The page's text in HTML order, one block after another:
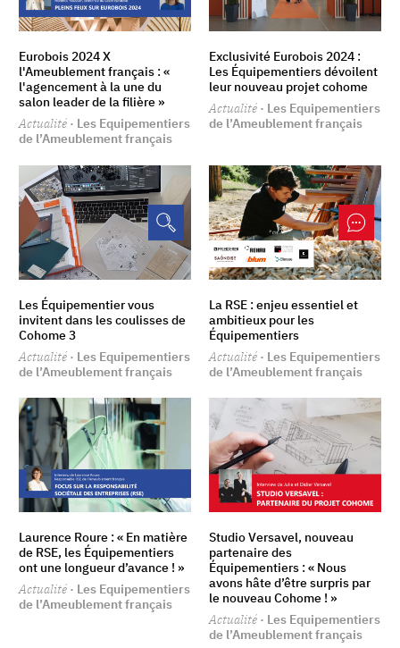
Eurobois 2024 X
l'Ameublement français : «
l'agencement à la une du
salon leader de la filière »
Actualité · Les Equipementiers
de l’Ameublement français
Exclusivité Eurobois 2024 :
Les Équipementiers dévoilent
leur nouveau projet cohome
Actualité · Les Equipementiers
de l’Ameublement français
Les Équipementier vous
invitent dans les coulisses de
Cohome 3
Actualité · Les Equipementiers
de l’Ameublement français
La RSE : enjeu essentiel et
ambitieux pour les
Équipementiers
Actualité · Les Equipementiers
de l’Ameublement français
Laurence Roure : « En matière
de RSE, les Équipementiers
ont une longueur d’avance ! »
Actualité · Les Equipementiers
de l’Ameublement français
Studio Versavel, nouveau
partenaire des
Équipementiers : « Nous
avons hâte d’être surpris par
le nouveau Cohome ! »
Actualité · Les Equipementiers
de l’Ameublement français